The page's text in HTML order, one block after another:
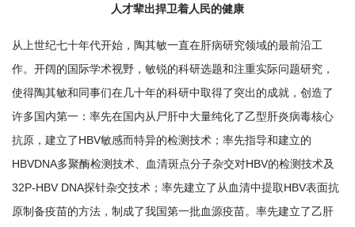
人才辈出捍卫着人民的健康
从上世纪七十年代开始，陶其敏一直在肝病研究领域的最前沿工
作。开阔的国际学术视野，敏锐的科研选题和注重实际问题研究，
使得陶其敏和同事们在几十年的科研中取得了突出的成就，创造了
许多国内第一：率先在国内从尸肝中大量纯化了乙型肝炎病毒核心
抗原，建立了HBV敏感而特异的检测技术；率先指导和建立的
HBVDNA多聚酶检测技术、血清斑点分子杂交对HBV的检测技术及
32P-HBV DNA探针杂交技术；率先建立了从血清中提取HBV表面抗
原制备疫苗的方法，制成了我国第一批血源疫苗。率先建立了乙肝